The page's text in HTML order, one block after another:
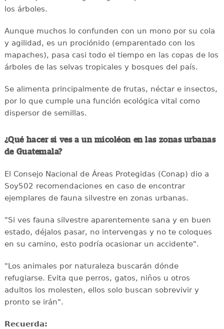
los árboles.
Aunque muchos lo confunden con un mono por su cola
y agilidad, es un prociónido (emparentado con los
mapaches), pasa casi todo el tiempo en las copas de los
árboles de las selvas tropicales y bosques del país.
Se alimenta principalmente de frutas, néctar e insectos,
por lo que cumple una función ecológica vital como
dispersor de semillas.
¿Qué hacer si ves a un micoléon en las zonas urbanas
de Guatemala?
El Consejo Nacional de Áreas Protegidas (Conap) dio a
Soy502 recomendaciones en caso de encontrar
ejemplares de fauna silvestre en zonas urbanas.
"Si ves fauna silvestre aparentemente sana y en buen
estado, déjalos pasar, no intervengas y no te coloques
en su camino, esto podría ocasionar un accidente".
"Los animales por naturaleza buscarán dónde
refugiarse. Evita que perros, gatos, niños u otros
adultos los molesten, ellos solo buscan sobrevivir y
pronto se irán".
Recuerda: